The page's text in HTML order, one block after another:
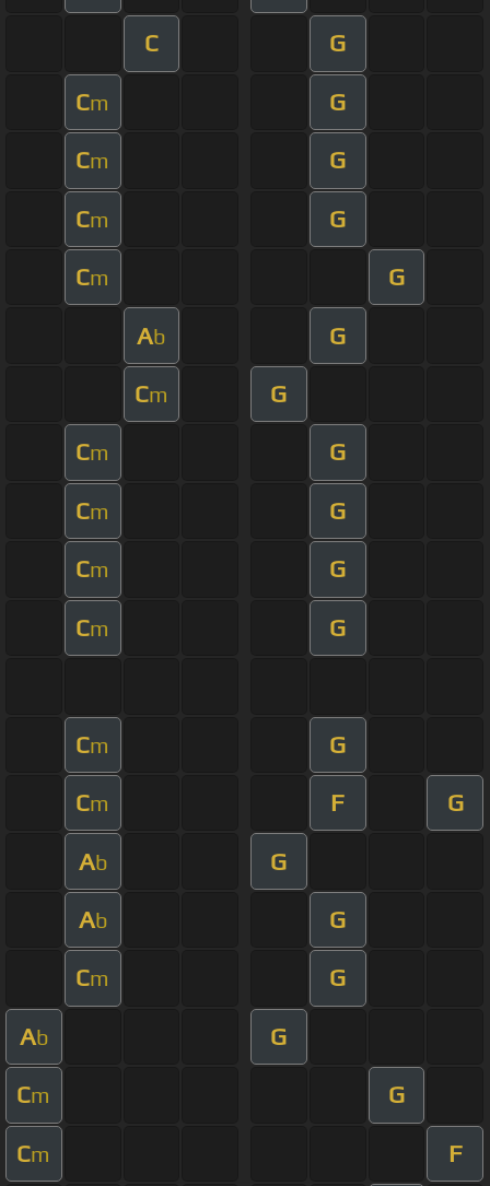
C G
Cm G
Cm G
Cm G
Cm G
Ab G
Cm G
Cm G
Cm G
Cm G
Cm G
Cm G
Cm F G
Ab G
Ab G
Cm G
Ab G
Cm G
Cm F